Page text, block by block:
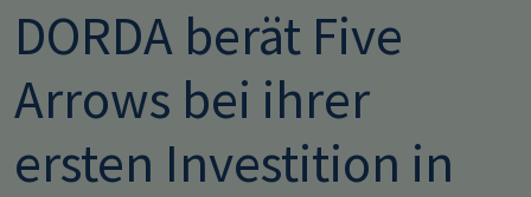
DORDA berät Five
Arrows bei ihrer
ersten Investition in